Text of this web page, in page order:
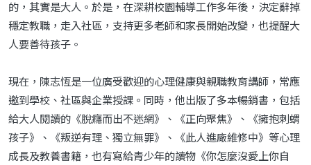
的，其實是大人。於是，在深耕校園輔導工作多年後，決定辭掉
穩定教職，走入社區，支持更多老師和家長開始改變，也提醒大
人要善待孩子。
現在，陳志恆是一位廣受歡迎的心理健康與親職教育講師，常應
邀到學校、社區與企業授課。同時，他出版了多本暢銷書，包括
給大人閱讀的《脫癮而出不迷網》、《正向聚焦》、《擁抱刺蝟
孩子》、《叛逆有理、獨立無罪》、《此人進廠維修中》等心理
成長及教養書籍，也有寫給青少年的讀物《你怎麼沒愛上你自